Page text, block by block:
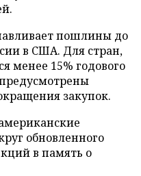
пошлины до
в США. Для стран,
менее 15% годового
предусмотрены
закупок.
обновленного
в память о